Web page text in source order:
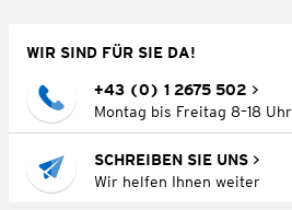
WIR SIND FÜR SIE DA!
+43 (0) 1 2675 502
Montag bis Freitag 8–18 Uhr
SCHREIBEN SIE UNS
Wir helfen Ihnen weiter